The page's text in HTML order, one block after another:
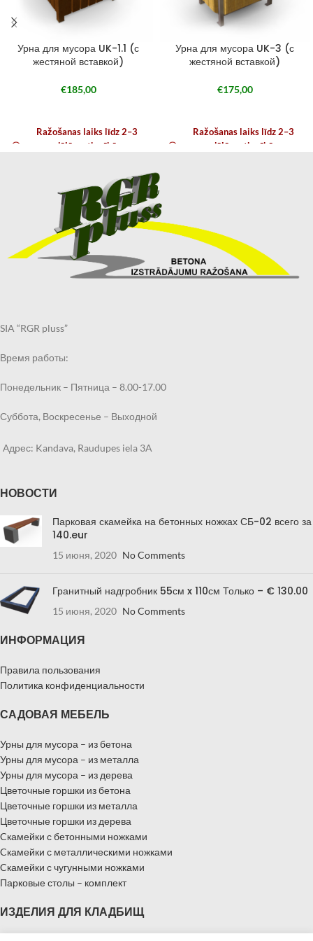
Урна для мусора UK-1.1 (с
жестяной вставкой)
€185,00
Ražošanas laiks līdz 2–3
nedēļām atkarībā no
Урна для мусора UK-3 (с
жестяной вставкой)
€175,00
Ražošanas laiks līdz 2–3
nedēļām atkarībā no
SIA “RGR pluss”
Время работы:
Понедельник – Пятница – 8.00-17.00
Суббота, Воскресенье – Выходной
Адрес: Kandava, Raudupes iela 3A
НОВОСТИ
Парковая скамейка на бетонных ножках СБ-02 всего за
140.eur
15 июня, 2020 No Comments
Гранитный надгробник 55см x 110см Только – € 130.00
15 июня, 2020 No Comments
ИНФОРМАЦИЯ
Правила пользования
Политика конфиденциальности
САДОВАЯ МЕБЕЛЬ
Урны для мусора – из бетона
Урны для мусора – из металла
Урны для мусора – из дерева
Цветочные горшки из бетона
Цветочные горшки из металла
Цветочные горшки из дерева
Cкамейки с бетонными ножками
Cкамейки с металлическими ножками
Cкамейки с чугунными ножками
Парковые столы – комплект
ИЗДЕЛИЯ ДЛЯ КЛАДБИЩ